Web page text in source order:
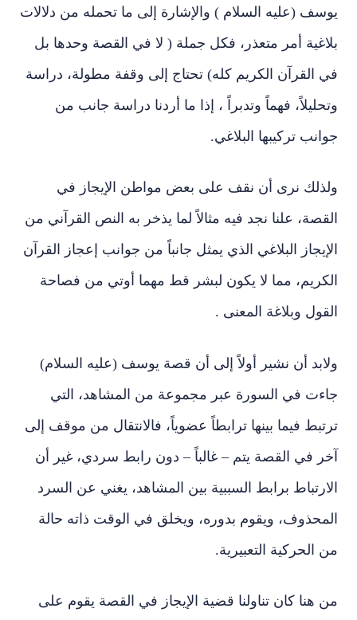
يوسف (عليه السلام ) والإشارة إلى ما تحمله من دلالات
بلاغية أمر متعذر، فكل جملة ( لا في القصة وحدها بل
في القرآن الكريم كله) تحتاج إلى وقفة مطولة، دراسة
وتحليلاً، فهماً وتدبراً ، إذا ما أردنا دراسة جانب من
جوانب تركيبها البلاغي.
ولذلك نرى أن نقف على بعض مواطن الإيجاز في
القصة، علنا نجد فيه مثالاً لما يذخر به النص القرآني من
الإيجاز البلاغي الذي يمثل جانباً من جوانب إعجاز القرآن
الكريم، مما لا يكون لبشر قط مهما أوتي من فصاحة
القول وبلاغة المعنى .
ولابد أن نشير أولاً إلى أن قصة يوسف (عليه السلام)
جاءت في السورة عبر مجموعة من المشاهد، التي
ترتبط فيما بينها ترابطاً عضوياً، فالانتقال من موقف إلى
آخر في القصة يتم – غالباً – دون رابط سردي، غير أن
الارتباط برابط السببية بين المشاهد، يغني عن السرد
المحذوف، ويقوم بدوره، ويخلق في الوقت ذاته حالة
من الحركية التعبيرية.
من هنا كان تناولنا قضية الإيجاز في القصة يقوم على